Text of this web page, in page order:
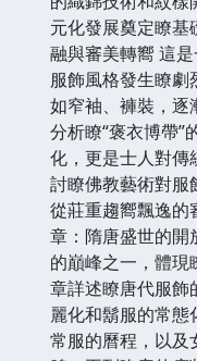
元化發展奠定瞭基
融與審美轉嚮 這
服飾風格發生瞭劇
如窄袖、褲裝，逐
分析瞭“褒衣博帶”
化，更是士人對傳
討瞭佛教藝術對服
從莊重趨嚮飄逸的
章：隋唐盛世的開
的巔峰之一，體現
章詳述瞭唐代服飾
麗化和鬍服的常態
常服的曆程，以及